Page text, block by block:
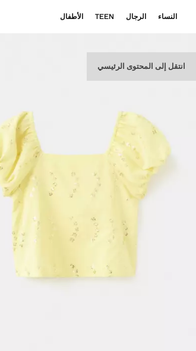
انتقل إلى المحتوى الرئيسي
النساء الرجال TEEN الأطفال